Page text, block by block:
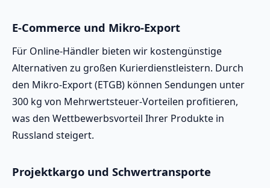
E-Commerce und Mikro-Export
Für Online-Händler bieten wir kostengünstige
Alternativen zu großen Kurierdienstleistern. Durch
den Mikro-Export (ETGB) können Sendungen unter
300 kg von Mehrwertsteuer-Vorteilen profitieren,
was den Wettbewerbsvorteil Ihrer Produkte in
Russland steigert.
Projektkargo und Schwertransporte